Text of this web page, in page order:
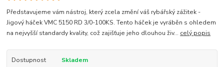
Představujeme vám nástroj, který zcela změní váš rybářský zážitek -
Jigový háček VMC 5150 RD 3/0-100KS. Tento háček je vyráběn s ohledem
na nejvyšší standardy kvality, což zajišťuje jeho dlouhou živ... celý popis
Dostupnost Skladem